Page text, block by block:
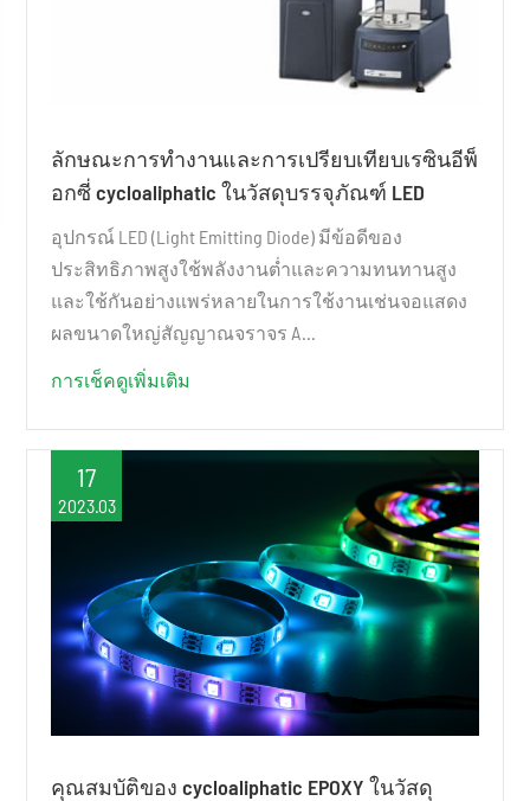
ลักษณะการทำงานและการเปรียบเทียบเรซินอีพ็
อกซี่ cycloaliphatic ในวัสดุบรรจุภัณฑ์ LED
อุปกรณ์ LED (Light Emitting Diode) มีข้อดีของ
ประสิทธิภาพสูงใช้พลังงานต่ำและความทนทานสูง
และใช้กันอย่างแพร่หลายในการใช้งานเช่นจอแสดง
ผลขนาดใหญ่สัญญาณจราจร A...
การเช็คดูเพิ่มเติม
17
2023.03
คุณสมบัติของ cycloaliphatic EPOXY ในวัสดุ